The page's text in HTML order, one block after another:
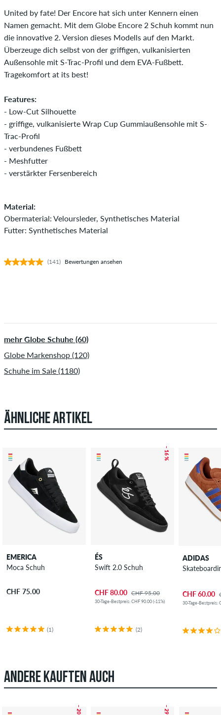
United by fate! Der Encore hat sich unter Kennern einen
Namen gemacht. Mit dem Globe Encore 2 Schuh kommt nun
die innovative 2. Version dieses Modells auf den Markt.
Überzeuge dich selbst von der griffigen, vulkanisierten
Außensohle mit S-Trac-Profil und dem EVA-Fußbett.
Tragekomfort at its best!
Features:
- Low-Cut Silhouette
- griffige, vulkanisierte Wrap Cup Gummiaußensohle mit S-
Trac-Profil
- verbundenes Fußbett
- Meshfutter
- verstärkter Fersenbereich
Material:
Obermaterial: Veloursleder, Synthetisches Material
Futter: Synthetisches Material
(141) Bewertungen ansehen
mehr Globe Schuhe (60)
Globe Markenshop (120)
Schuhe im Sale (1180)
ÄHNLICHE ARTIKEL
EMERICA
Moca Schuh
CHF 75.00
(1)
– 16 %
ÉS
Swift 2.0 Schuh
CHF 80.00 CHF 95.00
30-Tage-Bestpreis: CHF 90.00 (-11%)
(2)
ADIDAS
CHF 60.00
30-Tage-Bestpreis:
ANDERE KAUFTEN AUCH
– 20 % – 29 %